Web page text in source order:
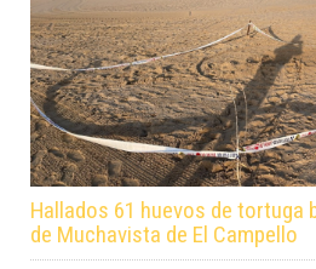
Hallados 61 huevos de tortuga
de Muchavista de El Campello